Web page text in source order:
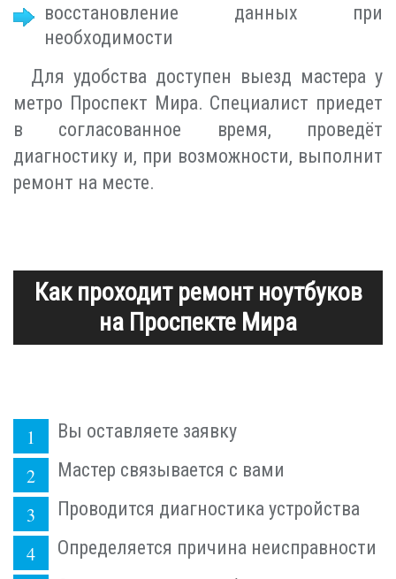
восстановление данных при
необходимости
Для удобства доступен выезд мастера у
метро Проспект Мира. Специалист приедет
в согласованное время, проведёт
диагностику и, при возможности, выполнит
ремонт на месте.
Как проходит ремонт ноутбуков
на Проспекте Мира
Вы оставляете заявку
Мастер связывается с вами
Проводится диагностика устройства
Определяется причина неисправности